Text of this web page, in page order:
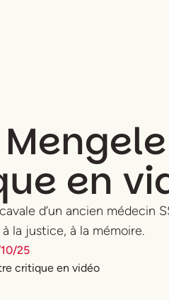
en
d’un ancien médecin
la justice, à la mémoire.
10/25